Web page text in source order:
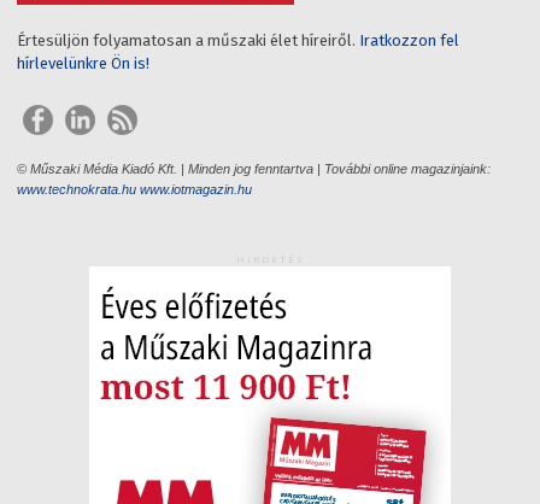
Értesüljön folyamatosan a műszaki élet híreiről. Iratkozzon fel
hírlevelünkre Ön is!
© Műszaki Média Kiadó Kft. | Minden jog fenntartva | További online magazinjaink:
www.technokrata.hu www.iotmagazin.hu
HIRDETÉS